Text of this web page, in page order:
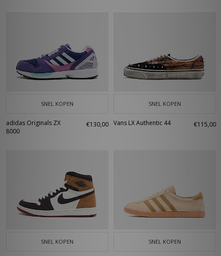
SNEL KOPEN
adidas Originals ZX
8000
€130,00
SNEL KOPEN
Vans LX Authentic 44 €115,00
SNEL KOPEN SNEL KOPEN